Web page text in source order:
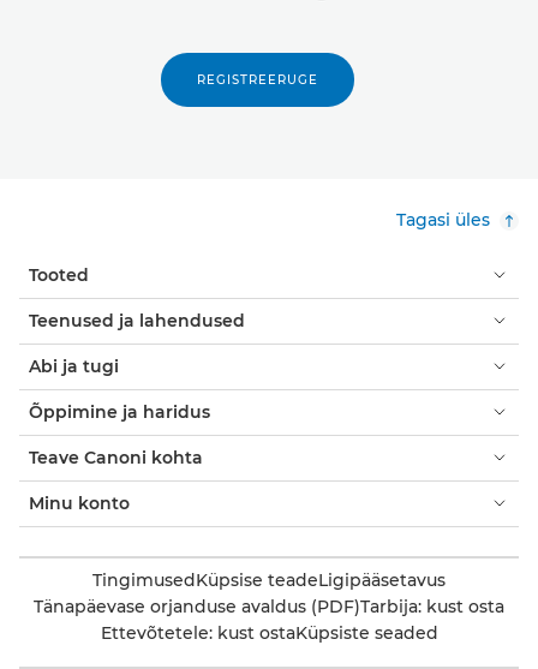
REGISTREERUGE
Tagasi üles
Tooted
Teenused ja lahendused
Abi ja tugi
Õppimine ja haridus
Teave Canoni kohta
Minu konto
TingimusedKüpsise teadeLigipääsetavus
Tänapäevase orjanduse avaldus (PDF)Tarbija: kust osta
Ettevõtetele: kust ostaKüpsiste seaded